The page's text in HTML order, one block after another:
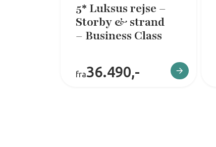
5* Luksus rejse –
Storby & strand
– Business Class
fra36.490,-